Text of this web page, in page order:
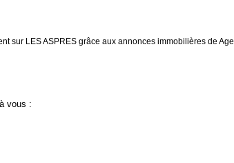
sur LES ASPRES grâce aux annonces immobilières de
vous :